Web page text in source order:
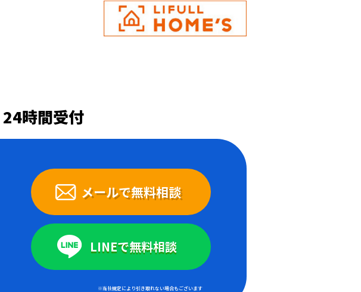
24時間受付
メールで無料相談
LINEで無料相談
※当社規定により引き取れない場合もございます